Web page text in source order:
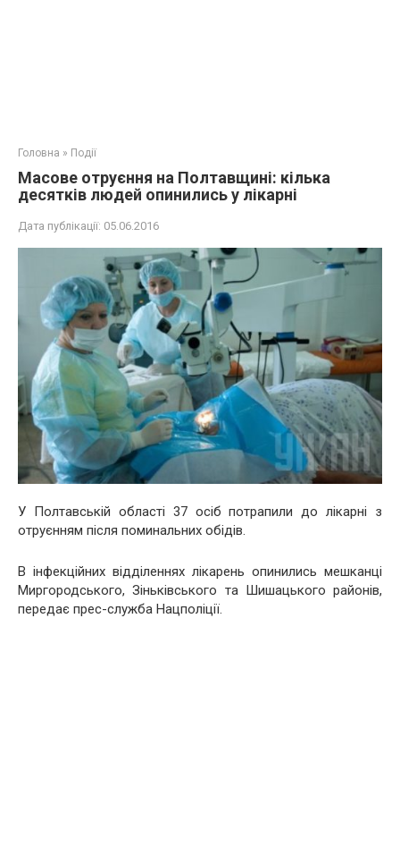
Головна » Події
Масове отруєння на Полтавщині: кілька
десятків людей опинились у лікарні
Дата публікації: 05.06.2016
У Полтавській області 37 осіб потрапили до лікарні з
отруєнням після поминальних обідів.
В інфекційних відділеннях лікарень опинились мешканці
Миргородського, Зіньківського та Шишацького районів,
передає прес-служба Нацполіції.